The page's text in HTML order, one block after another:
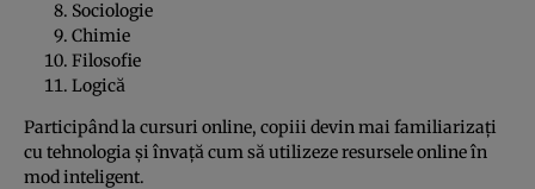
Sociologie
Chimie
Filosofie
Logică
Participând la cursuri online, copiii devin mai familiarizați
cu tehnologia și învață cum să utilizeze resursele online în
mod inteligent.